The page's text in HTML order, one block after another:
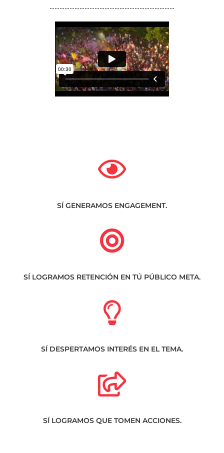
SÍ GENERAMOS ENGAGEMENT.
SÍ LOGRAMOS RETENCIÓN EN TÚ PÚBLICO META.
SÍ DESPERTAMOS INTERÉS EN EL TEMA.
SÍ LOGRAMOS QUE TOMEN ACCIONES.